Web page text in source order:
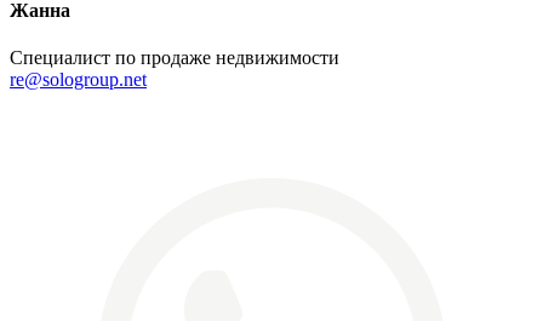
Жанна
Специалист по продаже недвижимости
re@sologroup.net